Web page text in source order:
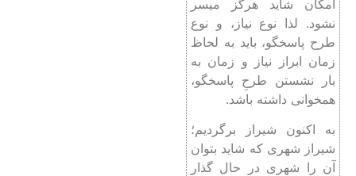
امکان شاید هرگز میسر
نشود. لذا نوع نیاز، و نوع
طرح پاسخگو، باید به لحاظ
زمان ابراز نیاز و زمان به
بار نشستن طرحِ پاسخگو،
همخوانی داشته باشد.
به اکنون شیراز برگردیم؛
شیراز شهری که شاید بتوان
آن را شهری در حال گذار